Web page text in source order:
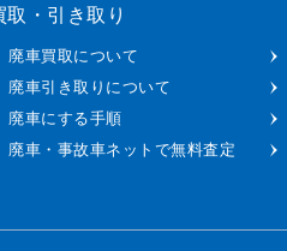
取・引き取り
廃車買取について
廃車引き取りについて
廃車にする手順
廃車・事故車ネットで無料査定